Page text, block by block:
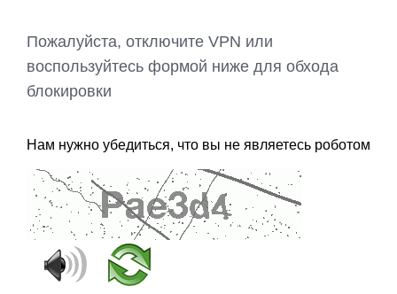
Пожалуйста, отключите VPN или
воспользуйтесь формой ниже для обхода
блокировки
Нам нужно убедиться, что вы не являетесь роботом